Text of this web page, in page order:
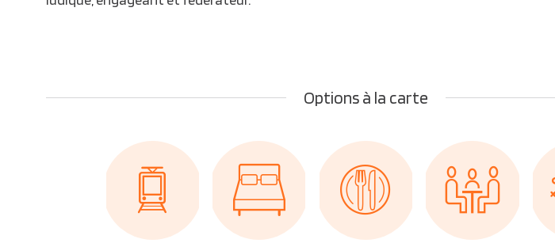
Options à la carte